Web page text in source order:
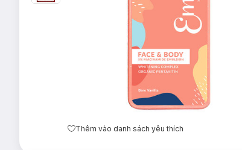
Thêm vào danh sách yêu thích